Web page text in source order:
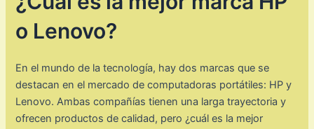
o Lenovo?
En el mundo de la tecnología, hay dos marcas que se
destacan en el mercado de computadoras portátiles: HP y
Lenovo. Ambas compañías tienen una larga trayectoria y
ofrecen productos de calidad, pero ¿cuál es la mejor